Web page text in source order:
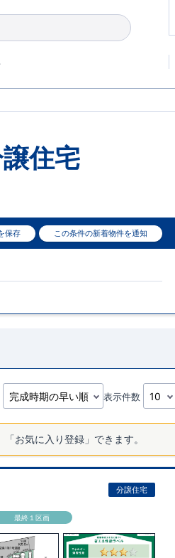
住宅
保存 この条件の新着物件を通知
表示件数
お気に入り登録」できます。
分譲住宅
最終１区画